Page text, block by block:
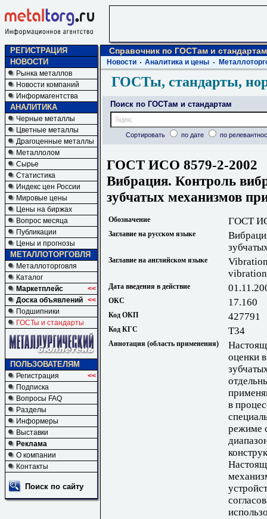
РЕГИСТРАЦИЯ
НОВОСТИ
Рынка металлов
Новости компаний
Информагентства
АНАЛИТИКА
Черные металлы
Цветные металлы
Драгоценные металлы
Металлолом
Сырье
Статистика
Индекс цен России
Мировые цены
Цены на биржах
Вопрос месяца
Публикации
Цены и прогнозы
МЕТАЛЛОТОРГОВЛЯ
Металлоторговля
Каталог
Маркетплейс
<<
Доска объявлений <<
Подшипники
ГОСТы и стандарты
ПОЛЬЗОВАТЕЛЯМ
Регистрация
<<
Подписка
Вопросы FAQ
Разделы
Информеры
Выставки
Реклама
О компании
Контакты
Поиск по сайту
Справочник по ГОСТам и стандартам
Новости Аналитика и цены
ГОСТы, стандарты,
Поиск по ГОСТам и стандартам
Сортировать по дате по
ГОСТ ИСО 8579-2-2002
Вибрация. Контроль
зубчатых механизмов
Обозначение ГОСТ
Заглавие на русском языке
Заглавие на английском языке
Дата введения в действие
ОКС 17.160
Код ОКП 427791
Код КГС Т34
Аннотация (область применения)
оценки
в
режиме